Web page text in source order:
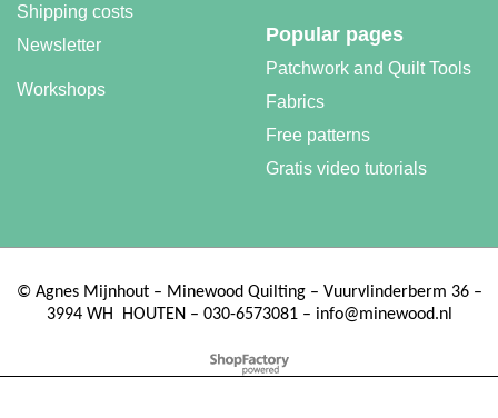
Shipping costs
Newsletter
Popular pages
Patchwork and Quilt Tools
Fabrics
Free patterns
Gratis video tutorials
Workshops
©Agnes Mijnhout – Minewood Quilting – Vuurvlinderberm 36 –
3994 WH
HOUTEN – 030-6573081 – info@minewood.nl
To create online store ShopFactory eCommerce software was used.